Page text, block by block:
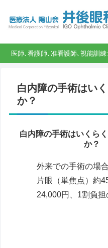
医師､看護師､准看護師､視能訓
白内障の手術はい
か？
白内障の手術はいくら
か？
外来での手術の場
片眼（単焦点）約
24,000円、1割負担